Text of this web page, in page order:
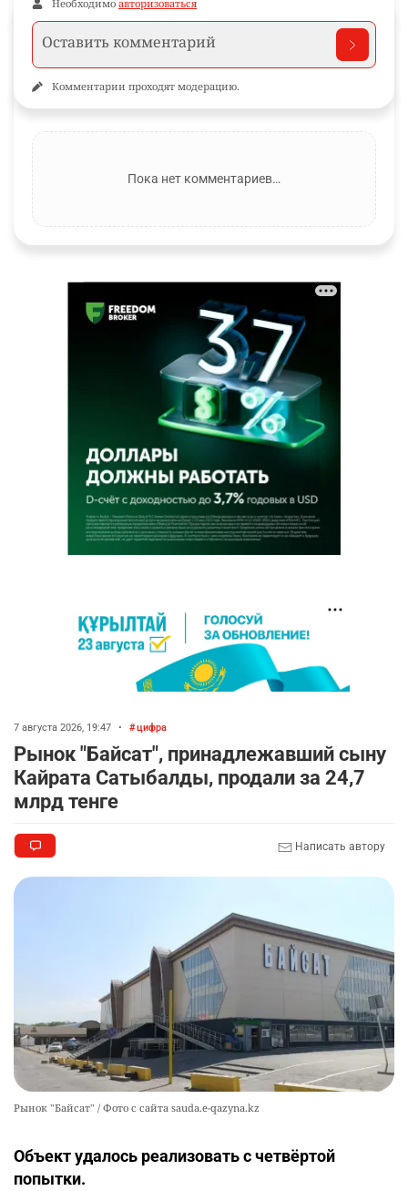
Необходимо авторизоваться
Комментарии проходят модерацию.
Пока нет комментариев…
7 августа 2026, 19:47 • цифра
Рынок "Байсат", принадлежавший сыну
Кайрата Сатыбалды, продали за 24,7
млрд тенге
Написать автору
Рынок "Байсат" / Фото с сайта sauda.e-qazyna.kz
Объект удалось реализовать с четвёртой
попытки.